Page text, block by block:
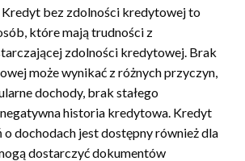
bez zdolności kredytowej to
które mają trudności z
zdolności kredytowej. Brak
może wynikać z różnych przyczyn,
dochody, brak stałego
historia kredytowa. Kredyt
o dochodach jest dostępny również dla
dostarczyć dokumentów